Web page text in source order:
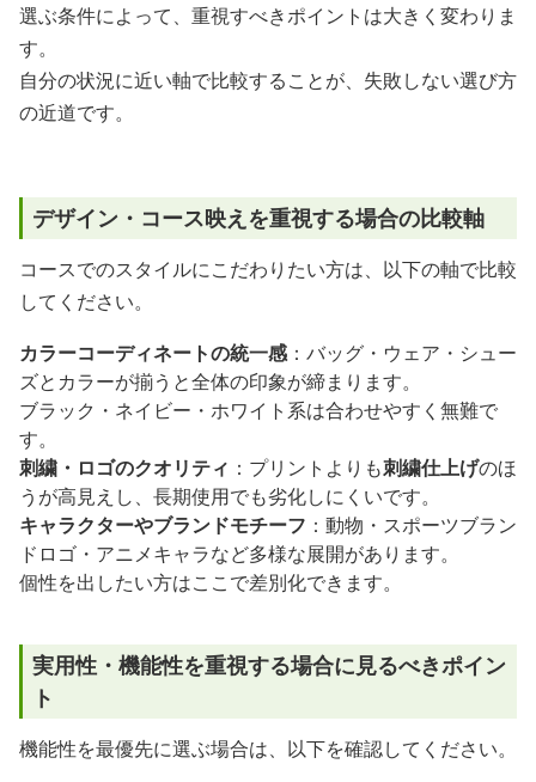
選ぶ条件によって、重視すべきポイントは大きく変わりま
す。
自分の状況に近い軸で比較することが、失敗しない選び方
の近道です。
デザイン・コース映えを重視する場合の比較軸
コースでのスタイルにこだわりたい方は、以下の軸で比較
してください。
カラーコーディネートの統一感：バッグ・ウェア・シュー
ズとカラーが揃うと全体の印象が締まります。
ブラック・ネイビー・ホワイト系は合わせやすく無難で
す。
刺繍・ロゴのクオリティ ：プリントよりも刺繍仕上げのほ
うが高見えし、長期使用でも劣化しにくいです。
キャラクターやブランドモチーフ ：動物・スポーツブラン
ドロゴ・アニメキャラなど多様な展開があります。
個性を出したい方はここで差別化できます。
実用性・機能性を重視する場合に見るべきポイン
ト
機能性を最優先に選ぶ場合は、以下を確認してください。